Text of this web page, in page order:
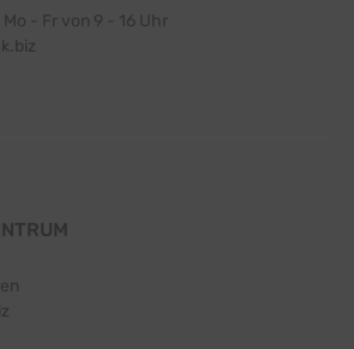
Mo - Fr von 9 - 16 Uhr